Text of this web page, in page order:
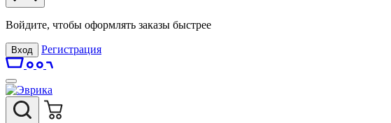
Войдите, чтобы оформлять заказы быстрее
Вход Регистрация